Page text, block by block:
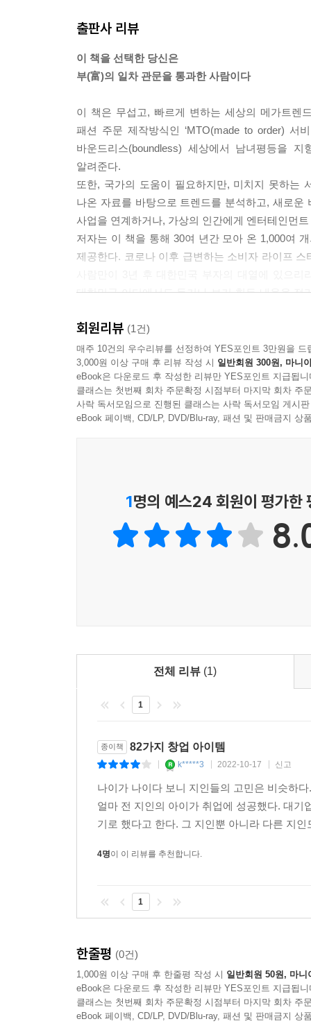
42. 여성만을 위한 여행 가방은 뭐가 다를까? 155
[쉼터] 엄마는 CEO 162
44. 맞벌이 부모의 아이가 갑자기 아프다면? 167
45. 그냥 장난감 말고 뭔가 아이에게 도움이 된다면
46. 초보 엄마는 젖먹이에게 어떤 도움을 줘야 할까
47. 출산 축하 선물만을 파는 온라인 쇼핑몰로 특화
48. 세계적인 사업가를 어릴 때부터 키운다면 177
49. 귀하디귀한 우리 아이의 이동교통편은 누구에
50. 하나밖에 없는 우리 아이만을 위한 귀금속과
51. 일시적 문신으로 아이 생명을 구한다고? 186
52. 돈 많고 시간 많은 시니어 마켓에는 무엇이 있
53. 새로운 3D 업무지만 칭찬받는 사후 서비스는?
54. 이동이 힘든 시니어 고객은 생필품을 어떻게 구
55. 자꾸 까먹는 중장년을 위한 게임이 있다면 204
56. 돈 많고 나이도 지긋한 고객만을 위한 여행상품
Part 3. 기존 사업의 고정관념 파괴와 뉴 비즈니스
63. QR코드에 나만의 메시지를 담아 선물하고 싶
64. 재료도 내 마음대로, 친구에게 자랑도 가능한
65. 세상에서 가장 비싼 땅에 와이너리가 탄생했다
[쉼터] 해외여행 중에 만나게 되는 뉴 비즈니스 아
3-2. 교육사업
68. 이제부터 온라인 게임에서 이기고 싶다면? 254
[쉼터] 미국 베이비붐 세대들이 좋아하는 상품 257
69. 두 남자와 트럭 하나로 사업을 시작했다고? 261
72. 트럭 운전사를 위한 피트니스 센터가 찾아온다
73. 버스 안에서 식사하는 레스토랑이 생겼다고?
74. 고객만 있으면 지구 어디든지 찾아가는 카페가
75. 자동차를 타고 가다가 마음에 드는 이성을 봤다
족한 수의사 현상 때문에 새로운 비즈니스가 탄생
--- p. 122~123
미국 캘리포니아주 산타크루즈에 사는 이 비즈니
들의 직장 스케줄이 아이들 때문에 엉망이 될 때
해답이 바로 이 사업이었다고 한다. 어린이 전용운
학부모들은 아이들을 보내야 할 곳까지의 약도와
정한다. 자녀가 많은 가정은 어린이 3명당 할인
할 수 있게 됐다고 말한다.
--- p. 179~180
1미터 맥주를 개발하게 된 배경도 독특하다. 이
것을 직접 체험해보기 바란다. 부피의 개념을 길이
--- p. 231
즉, 고객을 찾아가는 피트니스 서비스다.
미국의 피트니스 프랜차이즈 업체 ‘스냅 피트니스
근무를 시작하는 이들이 이용할 수 있는 피트니
그래서 이 회사는 미국 트럭 운전자들의 건강 증
출판사 리뷰
이 책을 선택한 당신은
부(富)의 일차 관문을 통과한 사람이다
이 책은 무섭고, 빠르게 변하는 세상의 메가트렌
패션 주문 제작방식인 ‘MTO(made to order) 서
바운드리스(boundless) 세상에서 남녀평등을
알려준다.
또한, 국가의 도움이 필요하지만, 미치지 못하는
나온 자료를 바탕으로 트렌드를 분석하고, 새로
사업을 연계하거나, 가상의 인간에게 엔터테인먼
저자는 이 책을 통해 30여 년간 모아 온 1,000여
제공한다. 코로나 이후 급변하는 소비자 라이프
대한민국 어디에서도 듣거나 보기 힘든 내용을 정
회원리뷰 (1건)
매주 10건의 우수리뷰를 선정하여 YES포인트 3만원을 드
3,000원 이상 구매 후 리뷰 작성 시 일반회원 300원, 마니
eBook은 다운로드 후 작성한 리뷰만 YES포인트 지급됩니
클래스는 첫번째 회차 주문확정 시점부터 마지막 회차 주
사락 독서모임으로 진행된 클래스는 사락 독서모임 게시
eBook 페이백, CD/LP, DVD/Blu-ray, 패션 및 판매금지 상
1명의 예스24 회원이 평가한
전체 리뷰 (1)
1
종이책 82가지 창업 아이템
k*****3 2022-10-17 신고
나이가 나이다 보니 지인들의 고민은 비슷하
얼마 전 지인의 아이가 취업에 성공했다. 대
기로 했다고 한다. 그 지인뿐 아니라 다른 지
4명이 이 리뷰를 추천합니다.
1
한줄평 (0건)
1,000원 이상 구매 후 한줄평 작성 시 일반회원 50원, 마니
eBook은 다운로드 후 작성한 리뷰만 YES포인트 지급됩니
클래스는 첫번째 회차 주문확정 시점부터 마지막 회차 주
eBook 페이백, CD/LP, DVD/Blu-ray, 패션 및 판매금지 상